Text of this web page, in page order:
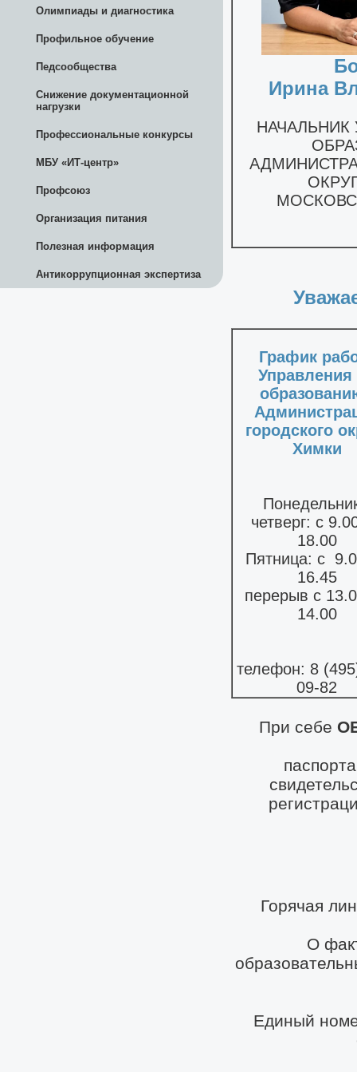
Олимпиады и диагностика
Профильное обучение
Педсообщества
Снижение документационной
нагрузки
Профессиональные конкурсы
МБУ «ИТ-центр»
Профсоюз
Организация питания
Полезная информация
Антикоррупционная экспертиза